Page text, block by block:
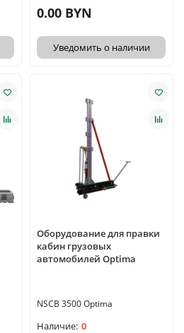
0.00 BYN
Уведомить о наличии
Оборудование для правки
кабин грузовых
автомобилей Optima
NSCB 3500 Optima
0